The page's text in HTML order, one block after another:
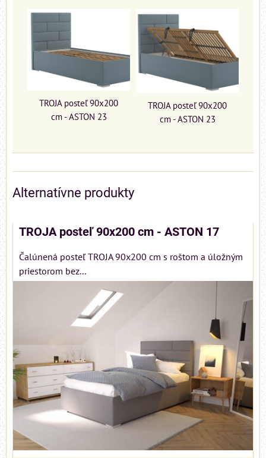
TROJA posteľ 90x200
cm - ASTON 23
TROJA posteľ 90x200
cm - ASTON 23
Alternatívne produkty
TROJA posteľ 90x200 cm - ASTON 17
Čalúnená posteľ TROJA 90x200 cm s roštom a úložným
priestorom bez...